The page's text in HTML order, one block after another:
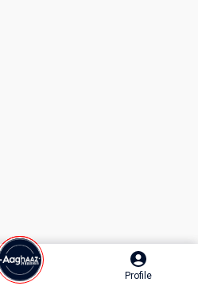
Profile
Profile